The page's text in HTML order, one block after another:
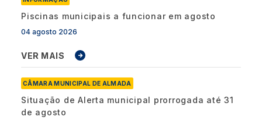
Piscinas municipais a funcionar em agosto
04 agosto 2026
VER MAIS
CÂMARA MUNICIPAL DE ALMADA
Situação de Alerta municipal prorrogada até 31
de agosto